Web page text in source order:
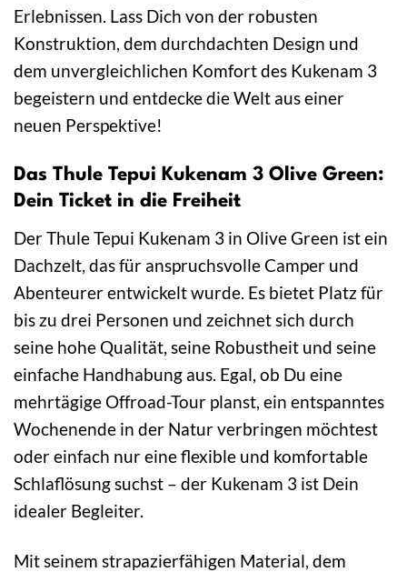
Erlebnissen. Lass Dich von der robusten
Konstruktion, dem durchdachten Design und
dem unvergleichlichen Komfort des Kukenam 3
begeistern und entdecke die Welt aus einer
neuen Perspektive!
Das Thule Tepui Kukenam 3 Olive Green:
Dein Ticket in die Freiheit
Der Thule Tepui Kukenam 3 in Olive Green ist ein
Dachzelt, das für anspruchsvolle Camper und
Abenteurer entwickelt wurde. Es bietet Platz für
bis zu drei Personen und zeichnet sich durch
seine hohe Qualität, seine Robustheit und seine
einfache Handhabung aus. Egal, ob Du eine
mehrtägige Offroad-Tour planst, ein entspanntes
Wochenende in der Natur verbringen möchtest
oder einfach nur eine flexible und komfortable
Schlaflösung suchst – der Kukenam 3 ist Dein
idealer Begleiter.
Mit seinem strapazierfähigen Material, dem